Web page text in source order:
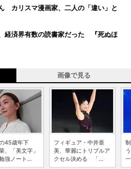
カリスマ漫画家、二人の「違い」と
経済界有数の読書家だった 『死ぬほ
画像で見る
45歳年下
、「美文字」
強ノート...
フィギュア・中井亜
美、華麗にトリプルア
クセル決める 「...